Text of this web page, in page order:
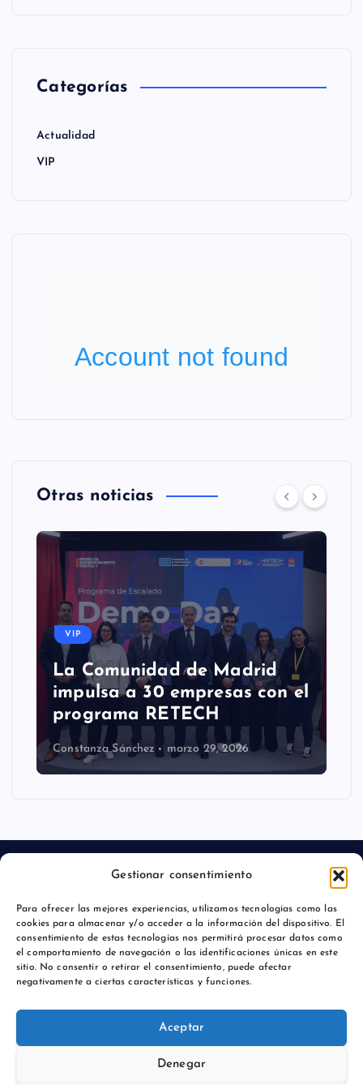
Gestionar consentimiento
Para ofrecer las mejores experiencias, utilizamos tecnologías como las
cookies para almacenar y/o acceder a la información del dispositivo. El
consentimiento de estas tecnologías nos permitirá procesar datos como
el comportamiento de navegación o las identificaciones únicas en este
sitio. No consentir o retirar el consentimiento, puede afectar
negativamente a ciertas características y funciones.
Aceptar
Denegar
Categorías
Actualidad
VIP
Otras noticias
VIP
La Comunidad de Madrid
impulsa a 30 empresas con el
programa RETECH
Constanza Sánchez marzo 29, 2026
Aviso legal
Política de privacidad
Copyright © 2026 Comunicación y Marcas |